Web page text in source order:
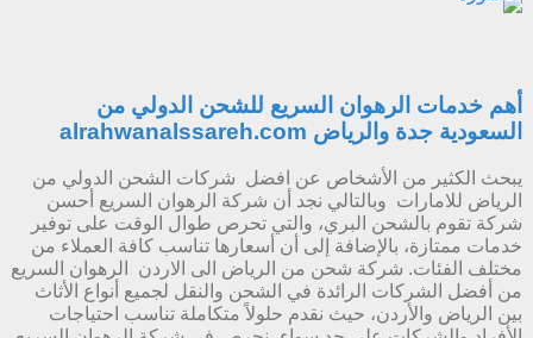
أهم خدمات الرهوان السريع للشحن الدولي من
السعودية جدة والرياض alrahwanalssareh.com
يبحث الكثير من الأشخاص عن افضل شركات الشحن الدولي من
الرياض للامارات وبالتالي نجد أن شركة الرهوان السريع أحسن
شركة تقوم بالشحن البري، والتي تحرص طوال الوقت على توفير
خدمات ممتازة، بالإضافة إلى أن أسعارها تناسب كافة العملاء من
مختلف الفئات. شركة شحن من الرياض الى الاردن الرهوان السريع
من أفضل الشركات الرائدة في الشحن والنقل لجميع أنواع الأثاث
بين الرياض والأردن، حيث نقدم حلولاً متكاملة تناسب احتياجات